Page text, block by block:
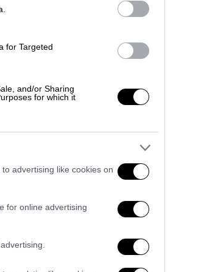
for Targeted
and/or Sharing
for which it
advertising like cookies on
for online advertising
στόρια τα
εβδομάδα
το
από
εικόνα
επανεκκινούν
Ώρα Ελλάδος...
Ώρα Ελλάδος
ΑΠΟΣΠΑΣΜΑΤΑ...
Νοσοκομείο
ψευδοροφής